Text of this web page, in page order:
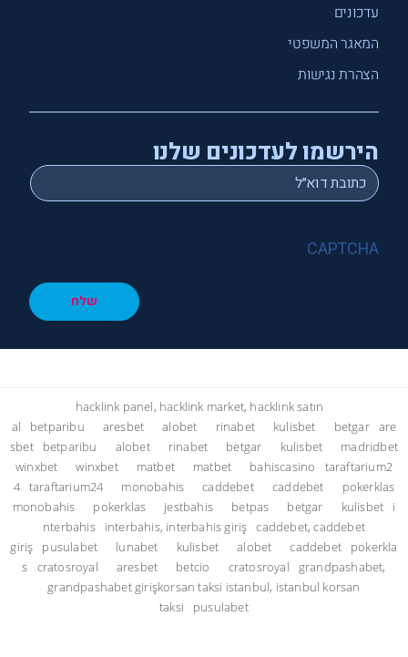
עדכונים
המאגר המשפטי
הצהרת נגישות
הירשמו לעדכונים שלנו
Email
*
CAPTCHA
שלח
hacklink panel, hacklink market, hacklink satın
al
betparibu aresbet alobet rinabet kulisbet betgar
are
sbet
betparibu alobet rinabet betgar kulisbet
madridbet
winxbet
winxbet matbet matbet bahiscasino
taraftarium2
4 taraftarium24 monobahis caddebet caddebet
pokerklas
monobahis
pokerklas jestbahis betpas betgar kulisbet
i
nterbahis
interbahis, interbahis giriş
caddebet, caddebet
giriş
pusulabet lunabet kulisbet alobet caddebet
pokerkla
s
cratosroyal aresbet betcio cratosroyal
grandpashabet,
grandpashabet girişkorsan taksi istanbul, istanbul korsan
taksi
pusulabet